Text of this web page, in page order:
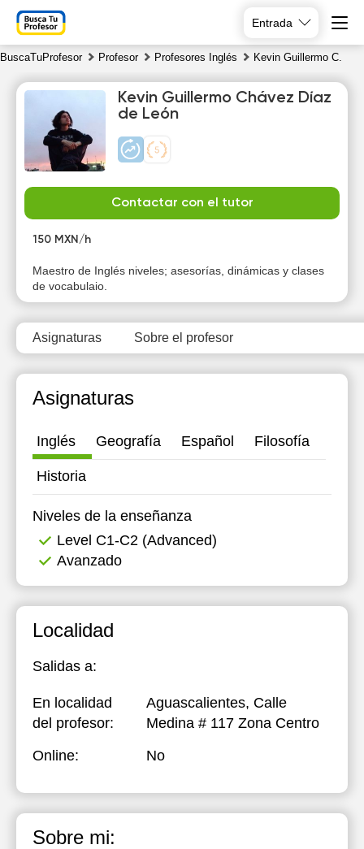
Entrada
BuscaTuProfesor Profesor Profesores Inglés Kevin Guillermo C.
Kevin Guillermo Chávez Díaz
de León
Contactar con el tutor
150 MXN/h
Maestro de Inglés niveles; asesorías, dinámicas y clases
de vocabulaio.
Asignaturas Sobre el profesor
Asignaturas
Inglés Geografía Español Filosofía
Historia
Niveles de la enseñanza
Level C1-C2 (Advanced)
Avanzado
Localidad
Salidas a:
En localidad
del profesor:
Aguascalientes, Calle
Medina # 117 Zona Centro
Online:
No
Sobre mi:
Mo
10
Tu
11
12